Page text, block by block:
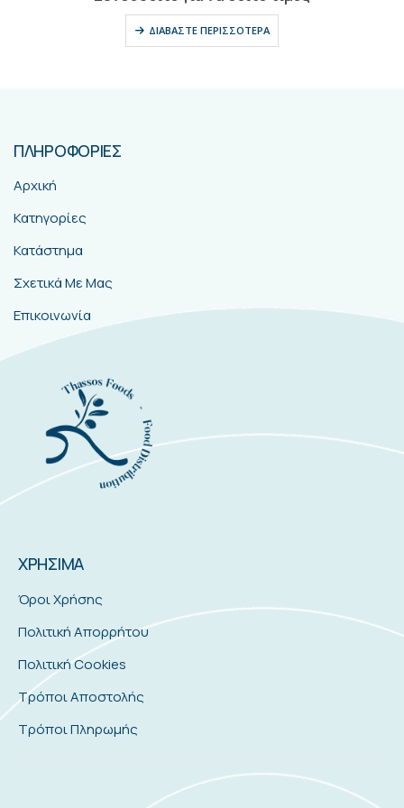
ΔΙΑΒΆΣΤΕ ΠΕΡΙΣΣΌΤΕΡΑ
ΠΛΗΡΟΦΟΡΙΕΣ
Αρχική
Κατηγορίες
Κατάστημα
Σχετικά Με Μας
Επικοινωνία
ΧΡΗΣΙΜΑ
Όροι Χρήσης
Πολιτική Απορρήτου
Πολιτική Cookies
Τρόποι Αποστολής
Τρόποι Πληρωμής